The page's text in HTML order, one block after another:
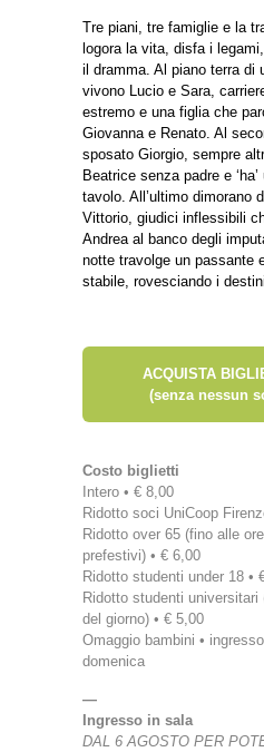
Tre piani, tre famiglie e la
logora la vita, disfa i
il dramma. Al piano terra di
vivono Lucio e Sara,
estremo e una figlia che
Giovanna e Renato. Al
sposato Giorgio, sempre
Beatrice senza padre e
tavolo. All’ultimo dimorano
Vittorio, giudici inflessibili
Andrea al banco degli
notte travolge un passante
stabile, rovesciando i
ACQUISTA
(senza nessun
Costo biglietti
Intero • € 8,00
Ridotto soci UniCoop
Ridotto over 65 (fino alle
prefestivi) • € 6,00
Ridotto studenti under 18 •
Ridotto studenti
del giorno) • € 5,00
Omaggio bambini •
domenica
—
Ingresso in sala
DAL 6 AGOSTO PER